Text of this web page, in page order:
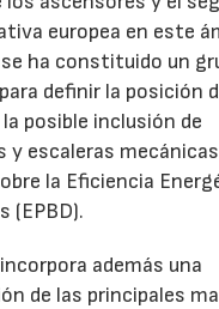
europea en este
ha constituido un
definir la posición
posible inclusión de
y escaleras
la Eficiencia
(EPBD).
además una
de las principales